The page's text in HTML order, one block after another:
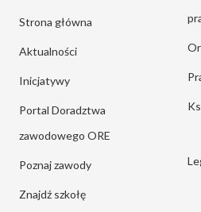
Strona główna
Aktualności
Inicjatywy
Portal Doradztwa
zawodowego ORE
Poznaj zawody
Znajdź szkołę